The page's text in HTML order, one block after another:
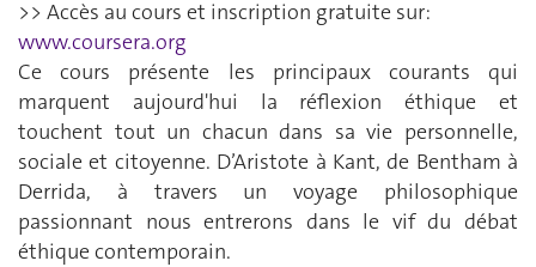
>> Accès au cours et inscription gratuite sur:
www.coursera.org
Ce cours présente les principaux courants qui
marquent aujourd'hui la réflexion éthique et
touchent tout un chacun dans sa vie personnelle,
sociale et citoyenne. D’Aristote à Kant, de Bentham à
Derrida, à travers un voyage philosophique
passionnant nous entrerons dans le vif du débat
éthique contemporain.